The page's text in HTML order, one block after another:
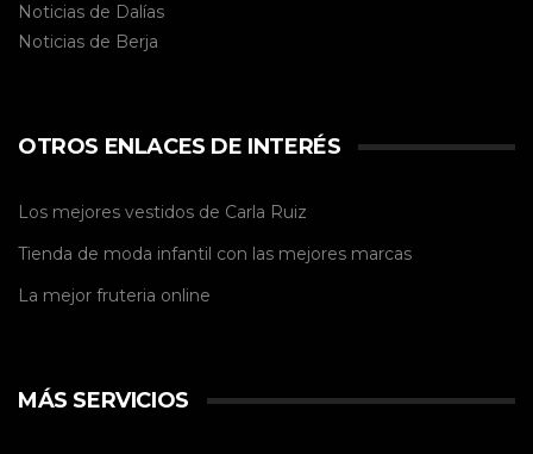
Noticias de Dalías
Noticias de Berja
OTROS ENLACES DE INTERÉS
Los mejores vestidos de Carla Ruiz
Tienda de moda infantil con las mejores marcas
La mejor fruteria online
MÁS SERVICIOS